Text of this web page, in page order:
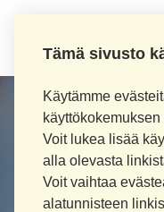
Tämä sivusto
Käytämme
Voit lukea lisää
alla olevasta
Voit vaihtaa
alatunnisteen